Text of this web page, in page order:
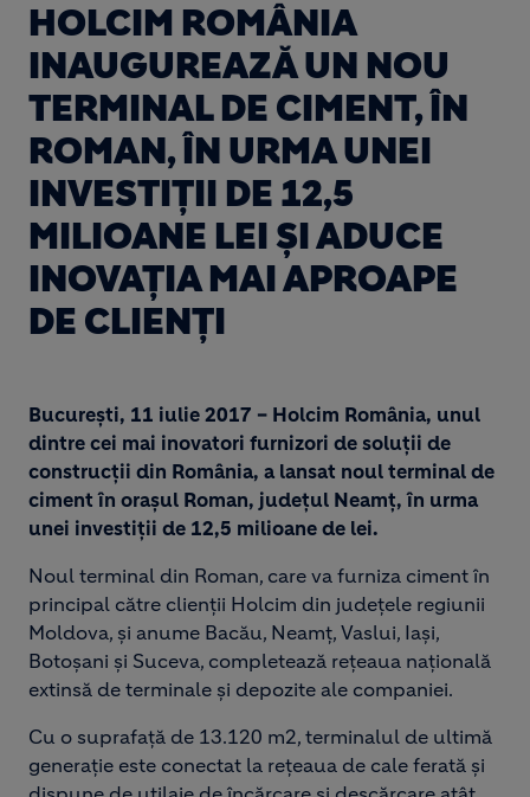
HOLCIM ROMÂNIA
INAUGUREAZĂ UN NOU
TERMINAL DE CIMENT, ÎN
ROMAN, ÎN URMA UNEI
INVESTIȚII DE 12,5
MILIOANE LEI ȘI ADUCE
INOVAȚIA MAI APROAPE
DE CLIENȚI
București, 11 iulie 2017 – Holcim România, unul
dintre cei mai inovatori furnizori de soluții de
construcții din România, a lansat noul terminal de
ciment în orașul Roman, județul Neamț, în urma
unei investiții de 12,5 milioane de lei.
Noul terminal din Roman, care va furniza ciment în
principal către clienții Holcim din județele regiunii
Moldova, și anume Bacău, Neamț, Vaslui, Iași,
Botoșani și Suceva, completează rețeaua națională
extinsă de terminale și depozite ale companiei.
Cu o suprafață de 13.120 m2, terminalul de ultimă
generație este conectat la rețeaua de cale ferată și